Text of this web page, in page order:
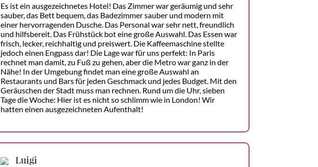
Es ist ein ausgezeichnetes Hotel! Das Zimmer war geräumig und sehr
sauber, das Bett bequem, das Badezimmer sauber und modern mit
einer hervorragenden Dusche. Das Personal war sehr nett, freundlich
und hilfsbereit. Das Frühstück bot eine große Auswahl. Das Essen war
frisch, lecker, reichhaltig und preiswert. Die Kaffeemaschine stellte
jedoch einen Engpass dar! Die Lage war für uns perfekt: In Paris
rechnet man damit, zu Fuß zu gehen, aber die Metro war ganz in der
Nähe! In der Umgebung findet man eine große Auswahl an
Restaurants und Bars für jeden Geschmack und jedes Budget. Mit den
Geräuschen der Stadt muss man rechnen. Rund um die Uhr, sieben
Tage die Woche: Hier ist es nicht so schlimm wie in London! Wir
hatten einen ausgezeichneten Aufenthalt!
Luigi